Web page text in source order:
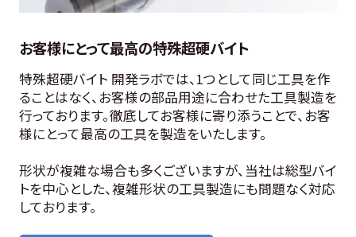
お客様にとって最高の特殊超硬バイト
特殊超硬バイト 開発ラボでは、1つとして同じ工具を作
ることはなく、お客様の部品用途に合わせた工具製造を
行っております。徹底してお客様に寄り添うことで、お客
様にとって最高の工具を製造をいたします。
形状が複雑な場合も多くございますが、当社は総型バイ
トを中心とした、複雑形状の工具製造にも問題なく対応
しております。